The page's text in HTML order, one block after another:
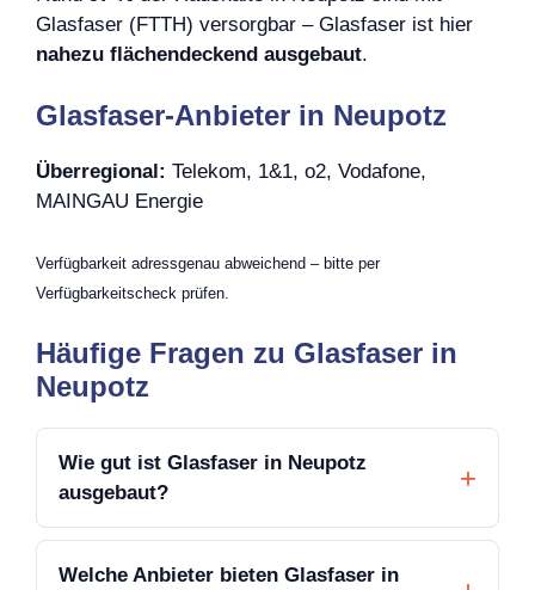
Glasfaser (FTTH) versorgbar – Glasfaser ist hier
nahezu flächendeckend ausgebaut.
Glasfaser-Anbieter in Neupotz
Überregional: Telekom, 1&1, o2, Vodafone,
MAINGAU Energie
Verfügbarkeit adressgenau abweichend – bitte per
Verfügbarkeitscheck prüfen.
Häufige Fragen zu Glasfaser in
Neupotz
Wie gut ist Glasfaser in Neupotz
ausgebaut?
Welche Anbieter bieten Glasfaser in